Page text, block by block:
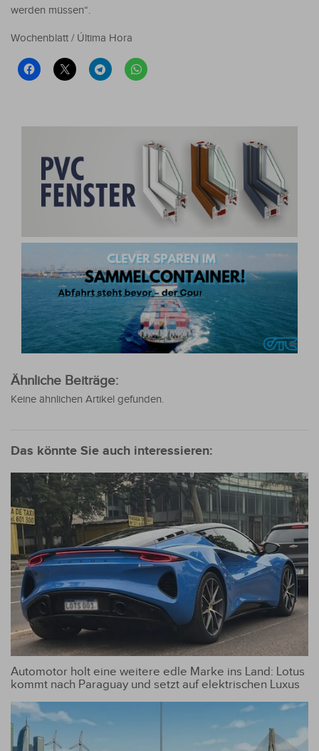
werden müssen“.
Wochenblatt / Última Hora
Ähnliche Beiträge:
Keine ähnlichen Artikel gefunden.
Das könnte Sie auch interessieren:
Automotor holt eine weitere edle Marke ins Land: Lotus
kommt nach Paraguay und setzt auf elektrischen Luxus